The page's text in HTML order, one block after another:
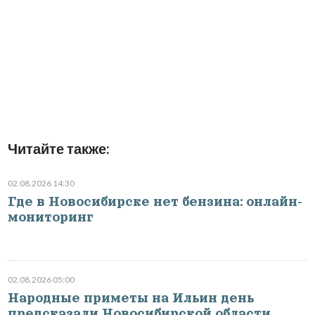
Читайте также:
02.08.2026 14:30
Где в Новосибирске нет бензина: онлайн-
мониторинг
02.08.2026 05:00
Народные приметы на Ильин день